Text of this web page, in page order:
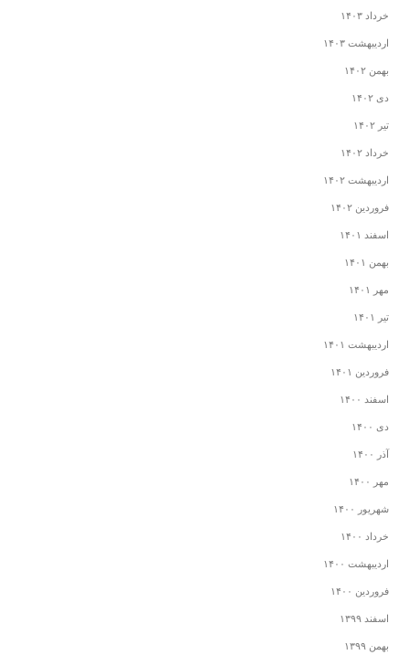
خرداد ۱۴۰۳
اردیبهشت ۱۴۰۳
بهمن ۱۴۰۲
دی ۱۴۰۲
تیر ۱۴۰۲
خرداد ۱۴۰۲
اردیبهشت ۱۴۰۲
فروردین ۱۴۰۲
اسفند ۱۴۰۱
بهمن ۱۴۰۱
مهر ۱۴۰۱
تیر ۱۴۰۱
اردیبهشت ۱۴۰۱
فروردین ۱۴۰۱
اسفند ۱۴۰۰
دی ۱۴۰۰
آذر ۱۴۰۰
مهر ۱۴۰۰
شهریور ۱۴۰۰
خرداد ۱۴۰۰
اردیبهشت ۱۴۰۰
فروردین ۱۴۰۰
اسفند ۱۳۹۹
بهمن ۱۳۹۹